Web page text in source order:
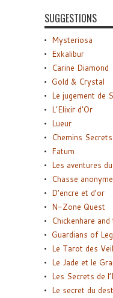
SUGGESTIONS
Mysteriosa
Exkalibur
Carine Diamond
Gold & Crystal
Le jugement de
L’Elixir d’Or
Lueur
Chemins Secrets
Fatum
Les aventures
Chasse anonyme
D’encre et d’or
N-Zone Quest
Chickenhare
Guardians of
Le Tarot des
Le Jade et le
Les Secrets de
Le secret du